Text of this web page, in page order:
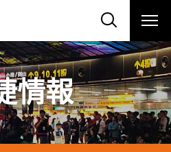
情報